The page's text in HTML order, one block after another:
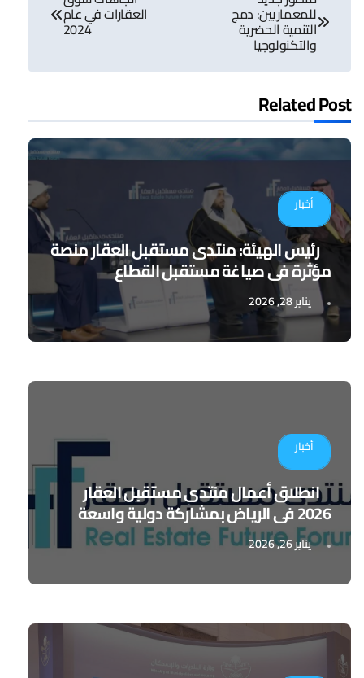
للمعماريين: دمج
التنمية الحضرية
والتكنولوجيا
العقارات في عام
2024
Related Post
أخبار
رئيس الهيئة: منتدى مستقبل العقار منصة
مؤثرة في صياغة مستقبل القطاع
يناير 28, 2026
أخبار
انطلاق أعمال منتدى مستقبل العقار
2026 في الرياض بمشاركة دولية واسعة
يناير 26, 2026